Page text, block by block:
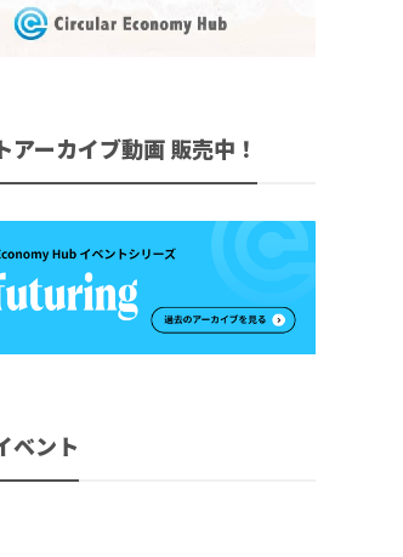
アーカイブ動画 販売中！
ベント